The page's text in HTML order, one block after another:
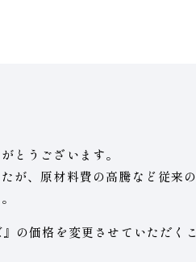
とうございます。
が、原材料費の高騰など従来
価格を変更させていただく